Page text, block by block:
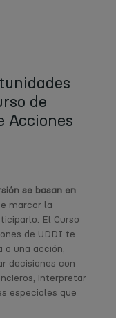
de
Acciones
se basan en
marcar la
El Curso
de UDDI te
a una acción,
decisiones con
interpretar
especiales que